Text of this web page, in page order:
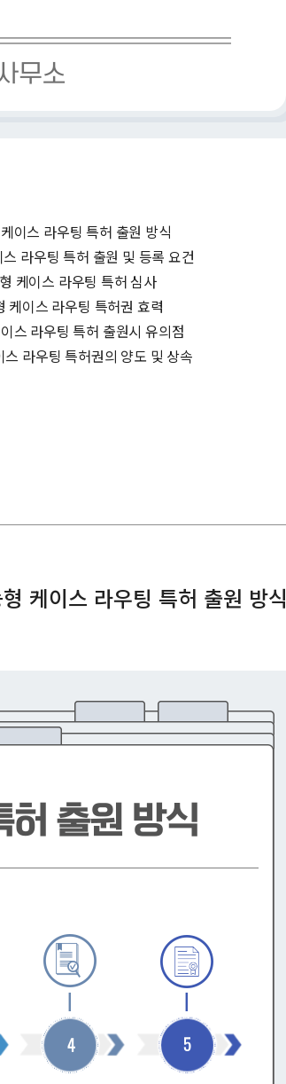
이스 라우팅 특허 출원 방식
라우팅 특허 출원 및 등록 요건
케이스 라우팅 특허 심사
케이스 라우팅 특허권 효력
스 라우팅 특허 출원시 유의점
라우팅 특허권의 양도 및 상속
케이스 라우팅 특허 출원 방식